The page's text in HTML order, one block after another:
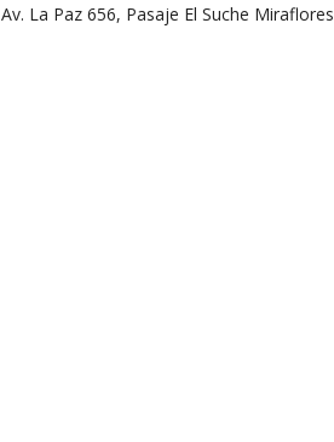
Av. La Paz 656, Pasaje El Suche Miraflores